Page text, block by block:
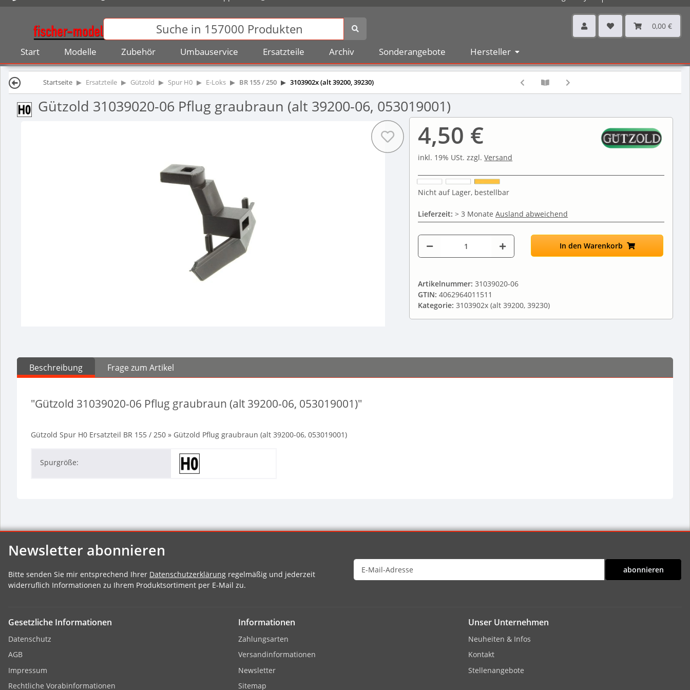
0,00 €
Start Modelle Zubehör Umbauservice Ersatzteile Archiv Sonderangebote Hersteller
Startseite Ersatzteile Gützold Spur H0 E-Loks BR 155 / 250 3103902x (alt 39200, 39230)
Gützold 31039020-06 Pflug graubraun (alt 39200-06, 053019001)
4,50 €
inkl. 19% USt. zzgl.Versand
Nicht auf Lager, bestellbar
Lieferzeit:> 3 MonateAusland abweichend
In den Warenkorb
Artikelnummer:31039020-06
GTIN: 4062964011511
Kategorie:3103902x (alt 39200, 39230)
Beschreibung Frage zum Artikel
"Gützold 31039020-06 Pflug graubraun (alt 39200-06, 053019001)"
Gützold Spur H0 Ersatzteil BR 155 / 250 » Gützold Pflug graubraun (alt 39200-06, 053019001)
Spurgröße:
Newsletter abonnieren
Bitte senden Sie mir entsprechend Ihrer Datenschutzerklärung regelmäßig und jederzeit
widerruflich Informationen zu Ihrem Produktsortiment per E-Mail zu.
abonnieren
Gesetzliche Informationen
Datenschutz
AGB
Impressum
Rechtliche Vorabinformationen
Informationen
Zahlungsarten
Versandinformationen
Newsletter
Sitemap
Unser Unternehmen
Neuheiten & Infos
Kontakt
Stellenangebote